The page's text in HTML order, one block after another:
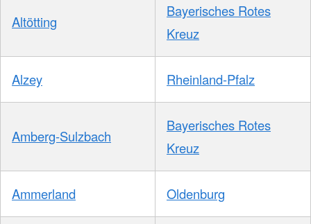
Altötting
Bayerisches Rotes
Kreuz
Alzey Rheinland-Pfalz
Amberg-Sulzbach
Bayerisches Rotes
Kreuz
Ammerland Oldenburg